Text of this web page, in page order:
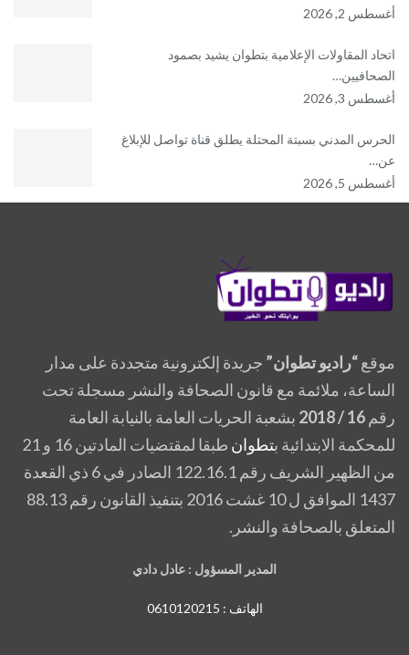
أغسطس 2, 2026
اتحاد المقاولات الإعلامية بتطوان يشيد بصمود
الصحافيين…
أغسطس 3, 2026
الحرس المدني بسبتة المحتلة يطلق قناة تواصل للإبلاغ
عن…
أغسطس 5, 2026
موقع“راديو تطوان” جريدة إلكترونية متجددة على مدار
الساعة، ملائمة مع قانون الصحافة والنشر مسجلة تحت
رقم 16 / 2018
بشعبة الحريات العامة بالنيابة العامة
للمحكمة الابتدائية بتطوان
طبقا لمقتضيات المادتين 16 و 21
من الظهير الشريف رقم 122.16.1 الصادر في 6 ذي القعدة
1437 الموافق ل 10 غشت 2016 بتنفيذ القانون رقم 88.13
المتعلق بالصحافة والنشر.
المدير المسؤول : عادل دادي
الهاتف : 0610120215